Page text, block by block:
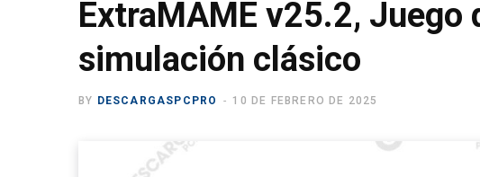
k m
ExtraMAME v25.2, Juego
simulación clásico
BY DESCARGASPCPRO 10 DE FEBRERO DE 2025